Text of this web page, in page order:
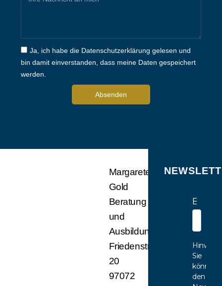
Ja, ich habe die Datenschutzerklärung gelesen und
bin damit einverstanden, dass meine Daten gespeichert
werden.
Absenden
Margarete
Gold
Beratung
und
Ausbildung
Friedenstr.
20
97072
Hinweis:
Sie
können
den